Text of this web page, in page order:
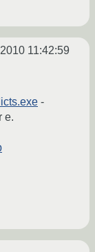
11:42:59
-
e.